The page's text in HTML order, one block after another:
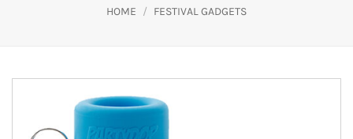
HOME / FESTIVAL GADGETS